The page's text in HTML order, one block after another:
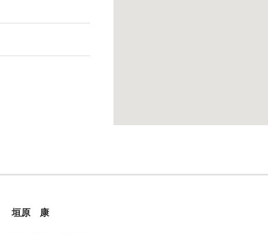
垣原 康